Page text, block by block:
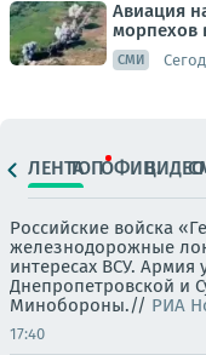
Авиация
морпехов
СМИ
ЛЕНТАТОПОФИЦ.ВИДЕО
Российские войска
железнодорожные
интересах ВСУ. Армия
Днепропетровской и
Минобороны.// РИА
17:40